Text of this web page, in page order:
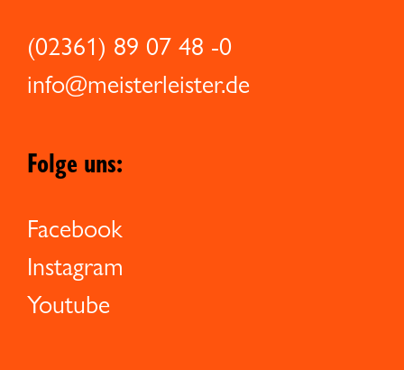
(02361) 89 07 48 -0
info@meisterleister.de
Folge uns:
Facebook
Instagram
Youtube